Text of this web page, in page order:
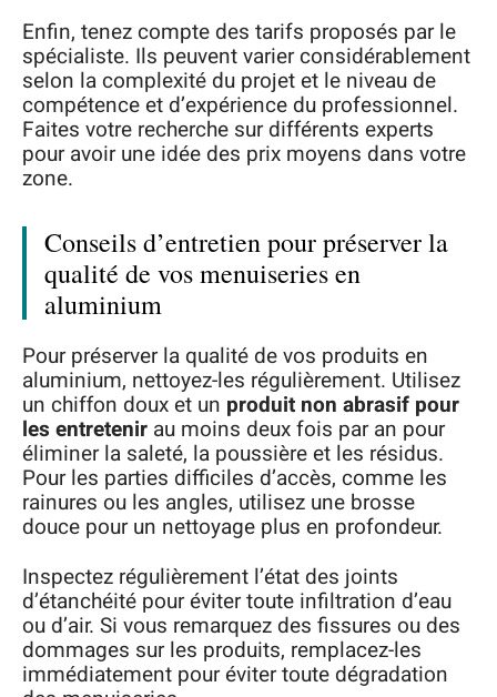
Enfin, tenez compte des tarifs proposés par le
spécialiste. Ils peuvent varier considérablement
selon la complexité du projet et le niveau de
compétence et d’expérience du professionnel.
Faites votre recherche sur différents experts
pour avoir une idée des prix moyens dans votre
zone.
Conseils d’entretien pour préserver la
qualité de vos menuiseries en
aluminium
Pour préserver la qualité de vos produits en
aluminium, nettoyez-les régulièrement. Utilisez
un chiffon doux et un produit non abrasif pour
les entretenir au moins deux fois par an pour
éliminer la saleté, la poussière et les résidus.
Pour les parties difficiles d’accès, comme les
rainures ou les angles, utilisez une brosse
douce pour un nettoyage plus en profondeur.
Inspectez régulièrement l’état des joints
d’étanchéité pour éviter toute infiltration d’eau
ou d’air. Si vous remarquez des fissures ou des
dommages sur les produits, remplacez-les
immédiatement pour éviter toute dégradation